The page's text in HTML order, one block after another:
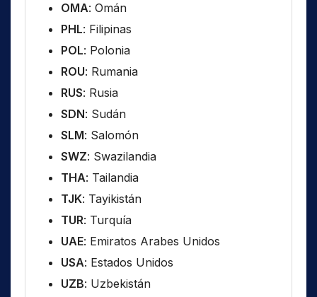
OMA: Omán
PHL: Filipinas
POL: Polonia
ROU: Rumania
RUS: Rusia
SDN: Sudán
SLM: Salomón
SWZ: Swazilandia
THA: Tailandia
TJK: Tayikistán
TUR: Turquía
UAE: Emiratos Arabes Unidos
USA: Estados Unidos
UZB: Uzbekistán